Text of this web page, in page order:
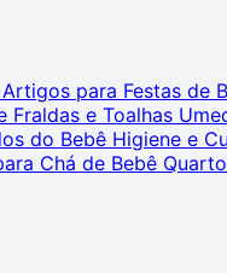
Artigos para Festas de
Fraldas e Toalhas
do Bebê Higiene e
Chá de Bebê